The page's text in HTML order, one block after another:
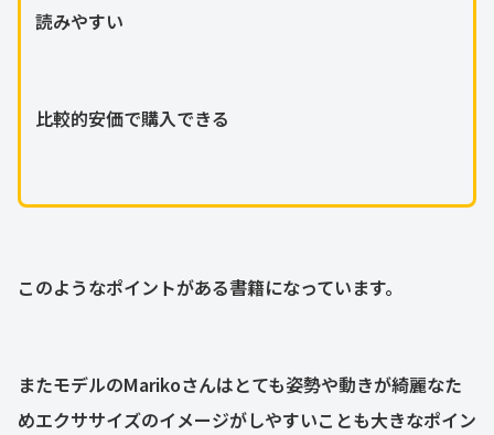
読みやすい
比較的安価で購入できる
このようなポイントがある書籍になっています。
またモデルのMarikoさんはとても姿勢や動きが綺麗なた
めエクササイズのイメージがしやすいことも大きなポイン